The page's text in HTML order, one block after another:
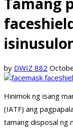
by DWIZ 882
Hinimok ng isang
(IATF) ang
tamang disposal ng